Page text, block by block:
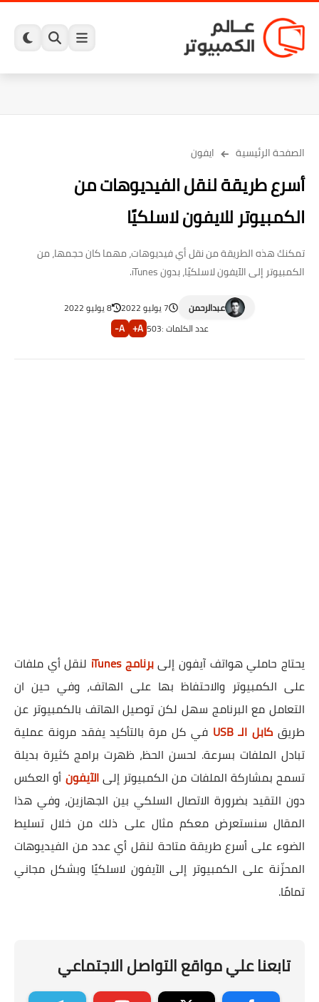
الصفحة الرئيسية ايفون
أسرع طريقة لنقل الفيديوهات من
الكمبيوتر للايفون لاسلكيًا
تمكنك هذه الطريقة من نقل أي فيديوهات، مهما كان حجمها، من
الكمبيوتر إلى الآيفون لاسلكيًا، بدون iTunes.
عبدالرحمن 7 يوليو 2022
8 يوليو 2022
عدد الكلمات :503
A+
A-
يحتاج حاملي هواتف آيفون إلىبرنامج iTunes
لنقل أي ملفات
على الكمبيوتر والاحتفاظ بها على الهاتف، وفي حين ان
التعامل مع البرنامج سهل لكن توصيل الهاتف بالكمبيوتر عن
طريق كابل الـ USB
في كل مرة بالتأكيد يفقد مرونة عملية
تبادل الملفات بسرعة. لحسن الحظ، ظهرت برامج كثيرة بديلة
تسمح بمشاركة الملفات من الكمبيوتر إلىالآيفون أو العكس
دون التقيد بضرورة الاتصال السلكي بين الجهازين، وفي هذا
المقال سنستعرض معكم مثال على ذلك من خلال تسليط
الضوء على أسرع طريقة متاحة لنقل أي عدد من الفيديوهات
المحزّنة على الكمبيوتر إلى الآيفون لاسلكيًا وبشكل مجاني
تمامًا.
تابعنا علي مواقع التواصل الاجتماعي